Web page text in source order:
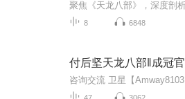
8 6848
付后坚天龙八部‖成冠